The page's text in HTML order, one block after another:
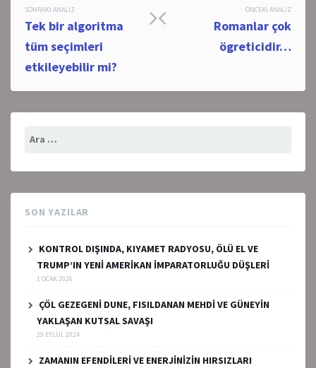
Post
navigation
ÖNCEKI ANALIZ
Romanlar çok
ögreticidir…
SONRAKI ANALIZ
Tek bir algoritma
tüm seçimleri
etkileyebilir mi?
Arama:
SON YAZILAR
KONTROL DIŞINDA, KIYAMET RADYOSU, ÖLÜ EL VE
TRUMP’IN YENİ AMERİKAN İMPARATORLUĞU DÜŞLERİ
1 OCAK 2026
ÇÖL GEZEGENİ DUNE, FISILDANAN MEHDİ VE GÜNEYİN
YAKLAŞAN KUTSAL SAVAŞI
29 EYLÜL 2024
ZAMANIN EFENDİLERİ VE ENERJİNİZİN HIRSIZLARI